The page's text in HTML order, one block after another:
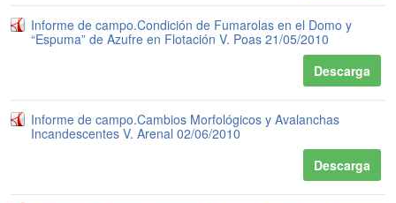
Informe de campo.Condición de Fumarolas en el Domo y
“Espuma” de Azufre en Flotación V. Poas 21/05/2010
Descarga
Informe de campo.Cambios Morfológicos y Avalanchas
Incandescentes V. Arenal 02/06/2010
Descarga